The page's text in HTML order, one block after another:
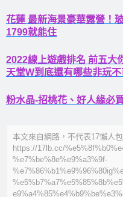
花蓮 最新海景豪華露營！
1799就能住
2022線上遊戲排名 前五大
天堂W到底還有哪些非玩不
粉水晶-招桃花、好人緣必
本文來自網路，不代表17懶人
https://17lb.cc/
%e7%be%8e%e9%a3%9f-